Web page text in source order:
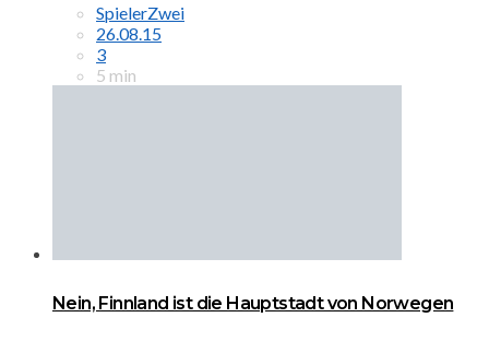
SpielerZwei
26.08.15
3
5 min
Nein, Finnland ist die Hauptstadt von Norwegen